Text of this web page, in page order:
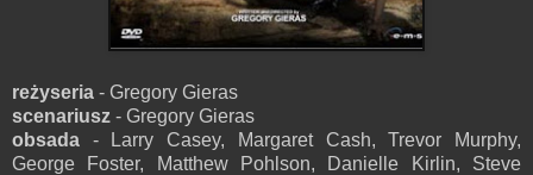
reżyseria - Gregory Gieras
scenariusz - Gregory Gieras
obsada - Larry Casey, Margaret Cash, Trevor Murphy,
George Foster, Matthew Pohlson, Danielle Kirlin, Steve